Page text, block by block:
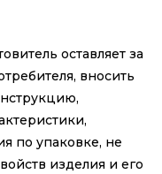
оставляет за
вносить
по упаковке, не
изделия и его